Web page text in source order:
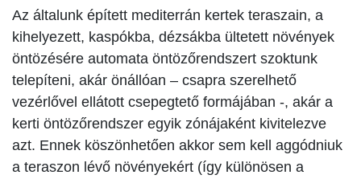
Az általunk épített mediterrán kertek teraszain, a
kihelyezett, kaspókba, dézsákba ültetett növények
öntözésére automata öntözőrendszert szoktunk
telepíteni, akár önállóan – csapra szerelhető
vezérlővel ellátott csepegtető formájában -, akár a
kerti öntözőrendszer egyik zónájaként kivitelezve
azt. Ennek köszönhetően akkor sem kell aggódniuk
a teraszon lévő növényekért (így különösen a